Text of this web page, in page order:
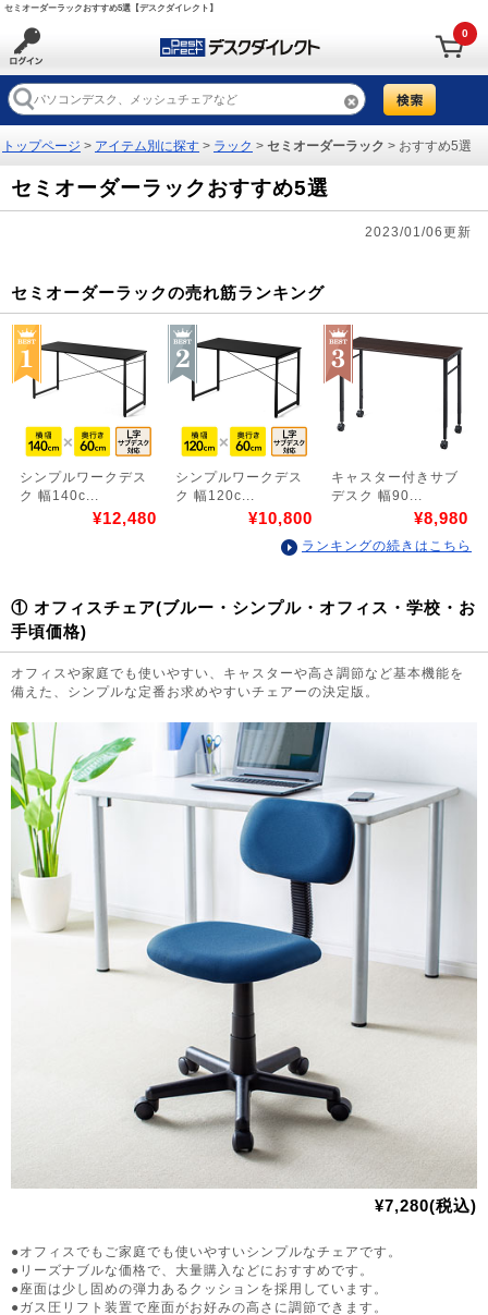
セミオーダーラックおすすめ5選【デスクダイレクト】
0
トップページ > アイテム別に探す > ラック > セミオーダーラック > おすすめ5選
セミオーダーラックおすすめ5選
2023/01/06更新
セミオーダーラックの売れ筋ランキング
シンプルワークデス
ク 幅140c...
¥12,480
シンプルワークデス
ク 幅120c...
¥10,800
キャスター付きサブ
デスク 幅90...
¥8,980
ランキングの続きはこちら
① オフィスチェア(ブルー・シンプル・オフィス・学校・お
手頃価格)
オフィスや家庭でも使いやすい、キャスターや高さ調節など基本機能を
備えた、シンプルな定番お求めやすいチェアーの決定版。
¥7,280(税込)
●オフィスでもご家庭でも使いやすいシンプルなチェアです。
●リーズナブルな価格で、大量購入などにおすすめです。
●座面は少し固めの弾力あるクッションを採用しています。
●ガス圧リフト装置で座面がお好みの高さに調節できます。